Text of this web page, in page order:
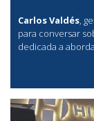
Carlos Valdés,
para conversar
dedicada a